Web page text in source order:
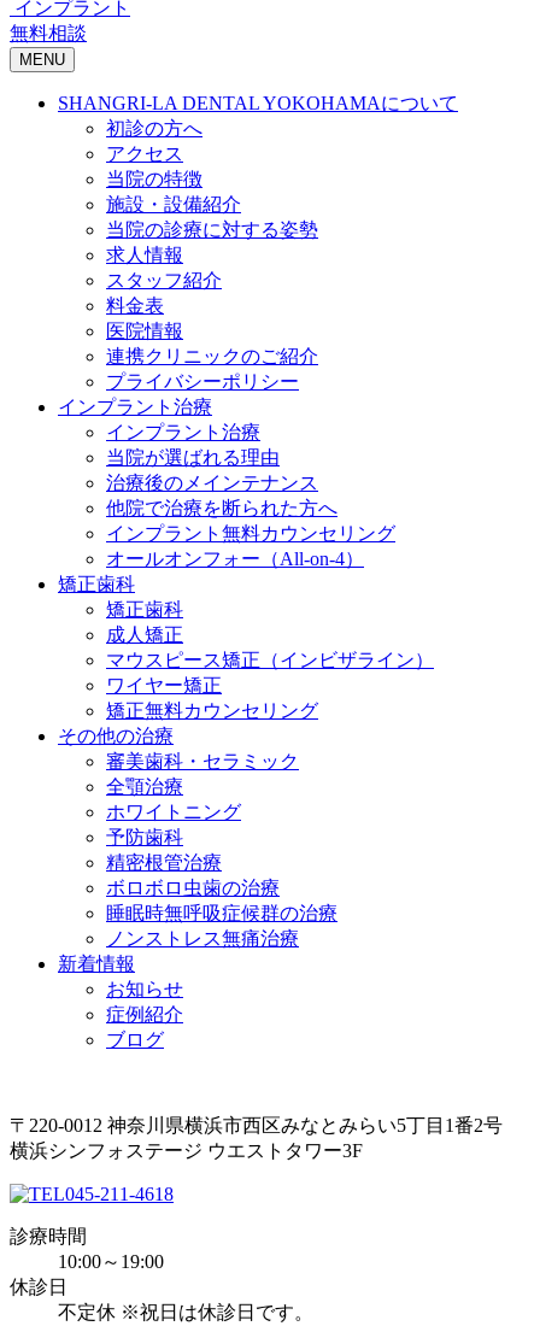
インプラント
無料相談
MENU
SHANGRI-LA DENTAL YOKOHAMAについて
初診の方へ
アクセス
当院の特徴
施設・設備紹介
当院の診療に対する姿勢
求人情報
スタッフ紹介
料金表
医院情報
連携クリニックのご紹介
プライバシーポリシー
インプラント治療
インプラント治療
当院が選ばれる理由
治療後のメインテナンス
他院で治療を断られた方へ
インプラント無料カウンセリング
オールオンフォー（All-on-4）
矯正歯科
矯正歯科
成人矯正
マウスピース矯正（インビザライン）
ワイヤー矯正
矯正無料カウンセリング
その他の治療
審美歯科・セラミック
全顎治療
ホワイトニング
予防歯科
精密根管治療
ボロボロ虫歯の治療
睡眠時無呼吸症候群の治療
ノンストレス無痛治療
新着情報
お知らせ
症例紹介
ブログ
〒220-0012 神奈川県横浜市西区みなとみらい5丁目1番2号
横浜シンフォステージ ウエストタワー3F
045-211-4618
診療時間
10:00～19:00
休診日
不定休 ※祝日は休診日です。